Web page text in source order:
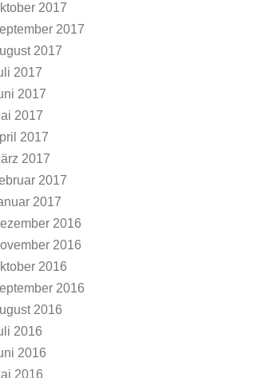
2017
2017
2017
2017
2017
2017
2017
2017
2017
2017
2016
2016
2016
2016
2016
2016
2016
2016